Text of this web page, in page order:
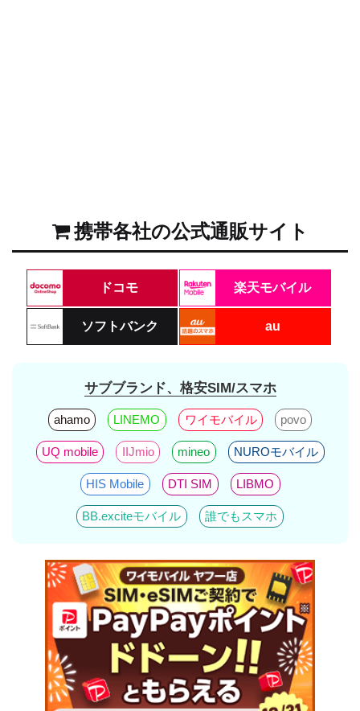
携帯各社の公式通販サイト
ドコモ 楽天モバイル
ソフトバンク au
サブブランド、格安SIM/スマホ
ahamo LINEMO ワイモバイル povo
UQ mobile IIJmio mineo NUROモバイル
HIS Mobile DTI SIM LIBMO
BB.exciteモバイル 誰でもスマホ